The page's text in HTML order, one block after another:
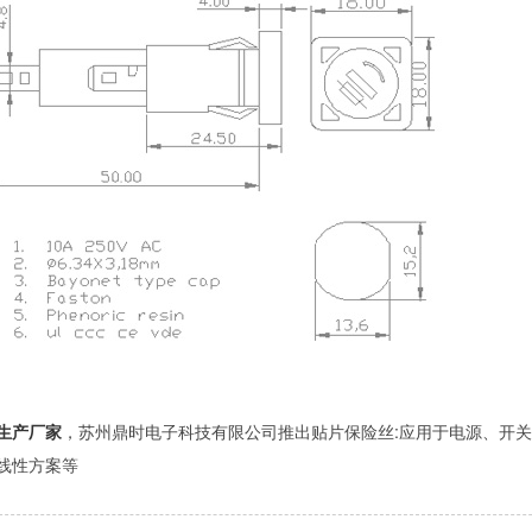
产厂家 ，苏州鼎时电子科技有限公司推出贴片保险丝:应用于电源、开
性方案等